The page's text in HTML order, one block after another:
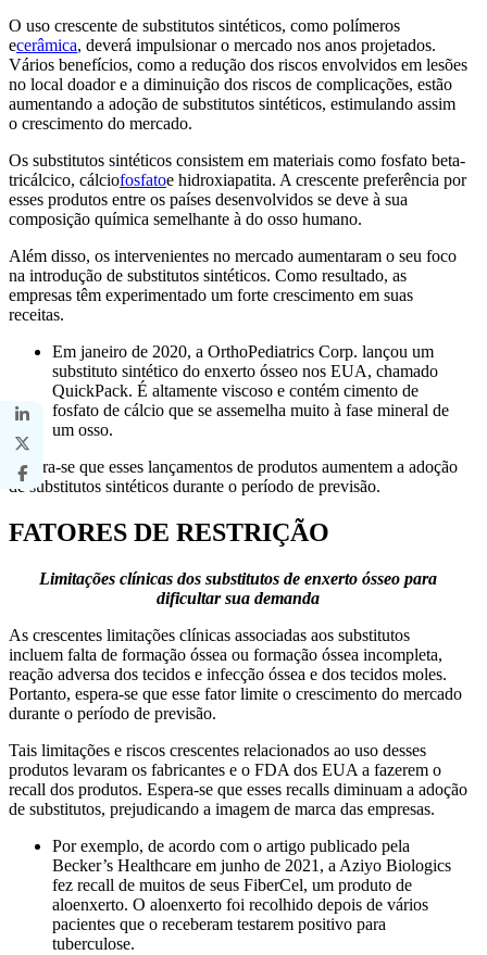
O uso crescente de substitutos sintéticos, como polímeros
ecerâmica, deverá impulsionar o mercado nos anos projetados.
Vários benefícios, como a redução dos riscos envolvidos em lesões
no local doador e a diminuição dos riscos de complicações, estão
aumentando a adoção de substitutos sintéticos, estimulando assim
o crescimento do mercado.
Os substitutos sintéticos consistem em materiais como fosfato beta-
tricálcico, cálciofosfatoe hidroxiapatita. A crescente preferência por
esses produtos entre os países desenvolvidos se deve à sua
composição química semelhante à do osso humano.
Além disso, os intervenientes no mercado aumentaram o seu foco
na introdução de substitutos sintéticos. Como resultado, as
empresas têm experimentado um forte crescimento em suas
receitas.
Em janeiro de 2020, a OrthoPediatrics Corp. lançou um
substituto sintético do enxerto ósseo nos EUA, chamado
QuickPack. É altamente viscoso e contém cimento de
fosfato de cálcio que se assemelha muito à fase mineral de
um osso.
Espera-se que esses lançamentos de produtos aumentem a adoção
de substitutos sintéticos durante o período de previsão.
FATORES DE RESTRIÇÃO
Limitações clínicas dos substitutos de enxerto ósseo para
dificultar sua demanda
As crescentes limitações clínicas associadas aos substitutos
incluem falta de formação óssea ou formação óssea incompleta,
reação adversa dos tecidos e infecção óssea e dos tecidos moles.
Portanto, espera-se que esse fator limite o crescimento do mercado
durante o período de previsão.
Tais limitações e riscos crescentes relacionados ao uso desses
produtos levaram os fabricantes e o FDA dos EUA a fazerem o
recall dos produtos. Espera-se que esses recalls diminuam a adoção
de substitutos, prejudicando a imagem de marca das empresas.
Por exemplo, de acordo com o artigo publicado pela
Becker’s Healthcare em junho de 2021, a Aziyo Biologics
fez recall de muitos de seus FiberCel, um produto de
aloenxerto. O aloenxerto foi recolhido depois de vários
pacientes que o receberam testarem positivo para
tuberculose.